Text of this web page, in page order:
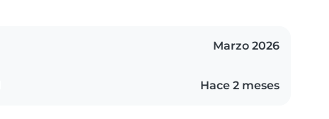
Marzo 2026
Hace 2 meses